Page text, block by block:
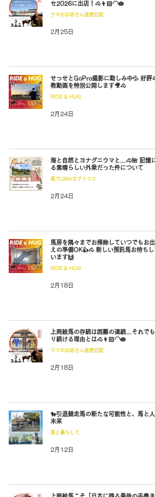
セ2026に出店！🐴👨🏻‍🦲🪷
ウマのお坊さん徒然日記
2月25日
せっせとGoPro撮影に勤しみ中💦 好評
教動画を特別公開します🎥🐴
RIDE & HUG
2月24日
海と自然とヨナグニウマと…🐴🌺 記憶に
る素晴らしい外乗だった件について
馬でUMAなアトリエ
2月24日
馬房を隅々までお掃除していつでもお出
えの準備OK👍🐴 新しい預託馬お待ちし
います🙌
RIDE & HUG
2月18日
上岡絵馬の存続は困難の連続…それでも
り続ける理由とは🐴👨🏻‍🦲🪷
ウマのお坊さん徒然日記
2月18日
🐎引退競走馬の新たな可能性と、馬と人
未来
馬と暮らして
2月12日